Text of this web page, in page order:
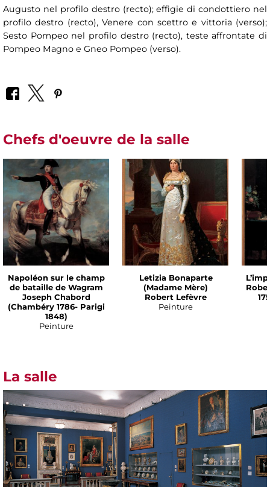
Augusto nel profilo destro (recto); effigie di condottiero nel
profilo destro (recto), Venere con scettro e vittoria (verso);
Sesto Pompeo nel profilo destro (recto), teste affrontate di
Pompeo Magno e Gneo Pompeo (verso).
Chefs d'oeuvre de la salle
Napoléon sur le champ
de bataille de Wagram
Joseph Chabord
(Chambéry 1786- Parigi
1848)
Peinture
Letizia Bonaparte
(Madame Mère)
Robert Lefèvre
Peinture
La salle